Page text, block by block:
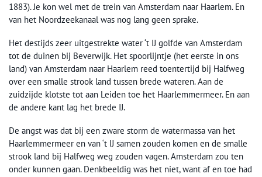
1883). Je kon wel met de trein van Amsterdam naar Haarlem. En
van het Noordzeekanaal was nog lang geen sprake.
Het destijds zeer uitgestrekte water ‘t IJ golfde van Amsterdam
tot de duinen bij Beverwijk. Het spoorlijntje (het eerste in ons
land) van Amsterdam naar Haarlem reed toentertijd bij Halfweg
over een smalle strook land tussen brede wateren. Aan de
zuidzijde klotste tot aan Leiden toe het Haarlemmermeer. En aan
de andere kant lag het brede IJ.
De angst was dat bij een zware storm de watermassa van het
Haarlemmermeer en van ‘t IJ samen zouden komen en de smalle
strook land bij Halfweg weg zouden vagen. Amsterdam zou ten
onder kunnen gaan. Denkbeeldig was het niet, want af en toe had